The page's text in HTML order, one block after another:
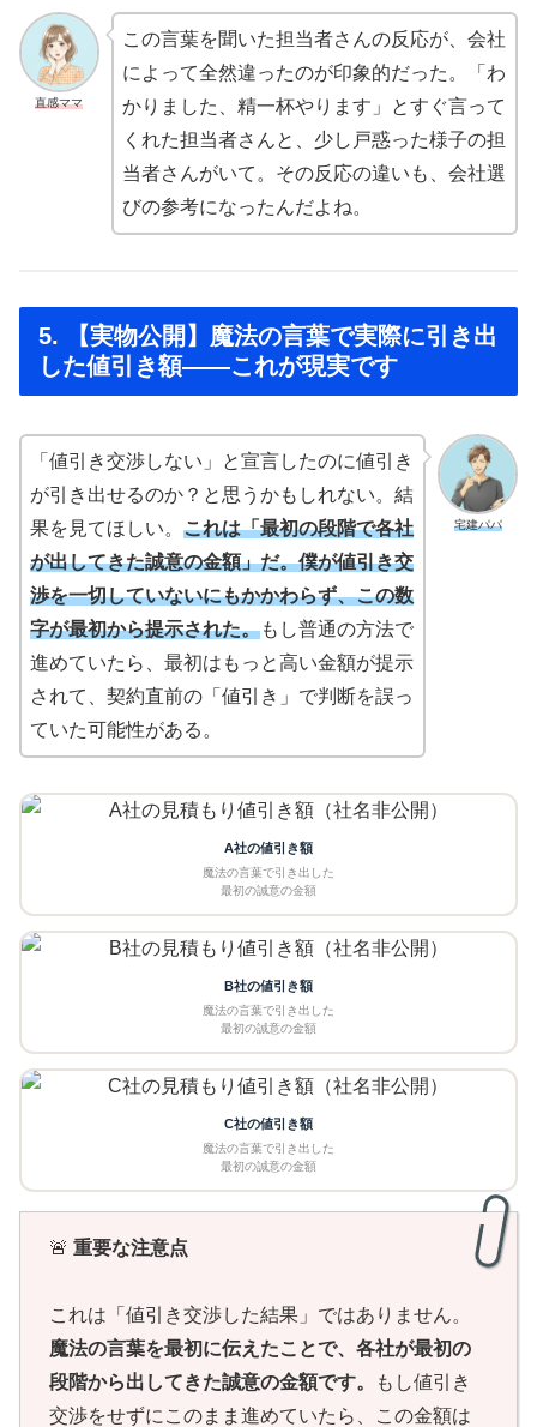
直感ママ
この言葉を聞いた担当者さんの反応が、会社
によって全然違ったのが印象的だった。「わ
かりました、精一杯やります」とすぐ言って
くれた担当者さんと、少し戸惑った様子の担
当者さんがいて。その反応の違いも、会社選
びの参考になったんだよね。
5. 【実物公開】魔法の言葉で実際に引き出
した値引き額——これが現実です
宅建パパ
「値引き交渉しない」と宣言したのに値引き
が引き出せるのか？と思うかもしれない。結
果を見てほしい。 これは「最初の段階で各社
が出してきた誠意の金額」だ。僕が値引き交
渉を一切していないにもかかわらず、この数
字が最初から提示された。もし普通の方法で
進めていたら、最初はもっと高い金額が提示
されて、契約直前の「値引き」で判断を誤っ
ていた可能性がある。
A社の値引き額
魔法の言葉で引き出した
最初の誠意の金額
B社の値引き額
魔法の言葉で引き出した
最初の誠意の金額
C社の値引き額
魔法の言葉で引き出した
最初の誠意の金額
🚨 重要な注意点
これは「値引き交渉した結果」ではありません。
魔法の言葉を最初に伝えたことで、各社が最初の
段階から出してきた誠意の金額です。
もし値引き
交渉をせずにこのまま進めていたら、この金額は